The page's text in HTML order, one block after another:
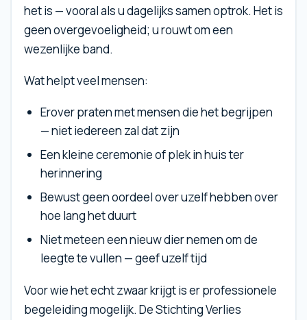
het is — vooral als u dagelijks samen optrok. Het is
geen overgevoeligheid; u rouwt om een
wezenlijke band.
Wat helpt veel mensen:
Erover praten met mensen die het begrijpen
— niet iedereen zal dat zijn
Een kleine ceremonie of plek in huis ter
herinnering
Bewust geen oordeel over uzelf hebben over
hoe lang het duurt
Niet meteen een nieuw dier nemen om de
leegte te vullen — geef uzelf tijd
Voor wie het echt zwaar krijgt is er professionele
begeleiding mogelijk. De Stichting Verlies